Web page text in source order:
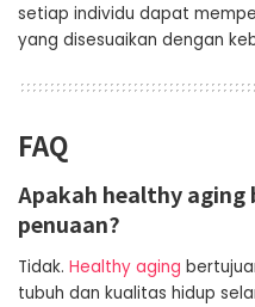
setiap individu dapat
yang disesuaikan dengan
FAQ
Apakah healthy aging
penuaan?
Tidak. Healthy aging
tubuh dan kualitas hidup